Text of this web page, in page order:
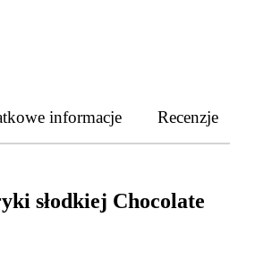
informacje Recenzje
słodkiej Chocolate